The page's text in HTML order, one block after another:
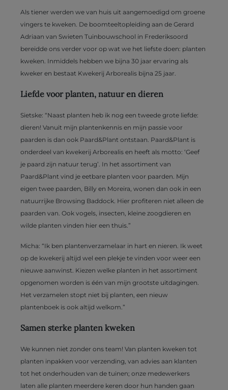
Als tiener werden we van huis uit aangemoedigd om groene
vingers te kweken. De boomteeltopleiding aan de Gerard
Adriaan van Swieten Tuinbouwschool in Frederiksoord
bereidde ons verder voor op wat we het liefste doen: planten
kweken. Inmiddels hebben we bijna 30 jaar ervaring als
kweker en bestaat Kwekerij Arborealis bijna 25 jaar.
Liefde voor planten, natuur en dieren
Sietske: “Naast planten heb ik nog een tweede grote liefde:
dieren! Vanuit mijn plantenkennis en mijn passie voor
paarden is dan ook Paard&Plant ontstaan. Paard&Plant is
onderdeel van kwekerij Arborealis en heeft als motto: ‘Geef
je paard zijn natuur terug’. In het assortiment van
Paard&Plant vind je eetbare planten voor paarden. Mijn
eigen twee paarden, Billy en Moreira, wonen dan ook in een
natuurrijke Browsing Baddock. Hier profiteren niet alleen de
paarden van. Ook vogels, insecten, kleine zoogdieren en
wilde planten vinden hier een thuis.”
Micha: “Ik ben plantenverzamelaar in hart en nieren. Ik weet
op de kwekerij altijd wel een plekje te vinden voor weer een
nieuwe aanwinst. Kiezen welke planten in het assortiment
opgenomen worden is één van mijn grootste uitdagingen.
Het verzamelen stopt niet bij planten, een nieuw
plantenboek is ook altijd welkom.”
Samen sterke planten kweken
We kunnen niet zonder ons team! Van planten kweken tot
planten inpakken voor verzending, van advies aan klanten
tot het onderhouden van de tuinen; onze medewerkers
laten alle planten meerdere keren door hun handen gaan